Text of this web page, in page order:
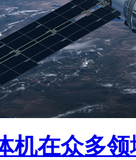
机在众多